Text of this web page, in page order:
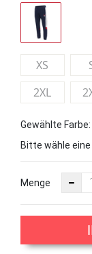
XS
2XL
Gewählte
Bitte wähle eine
Menge